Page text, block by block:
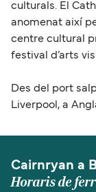
culturals. El
anomenat així
centre cultural
festival d’arts
Des del port
Liverpool, a
Cairnryan a
Horaris de